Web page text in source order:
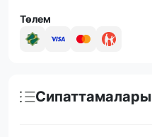
Төлем
Сипаттамалары